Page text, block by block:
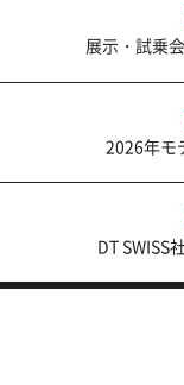
展示・試乗
2026年モ
DT